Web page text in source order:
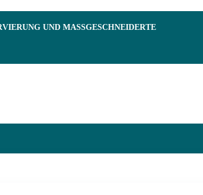
UND MASSGESCHNEIDERTE F